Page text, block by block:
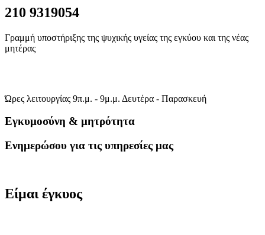
210 9319054
Γραμμή υποστήριξης της ψυχικής υγείας της εγκύου και της νέας
μητέρας
Ώρες λειτουργίας 9π.μ. - 9μ.μ. Δευτέρα - Παρασκευή
Εγκυμοσύνη & μητρότητα
Ενημερώσου για τις υπηρεσίες μας
Είμαι έγκυος